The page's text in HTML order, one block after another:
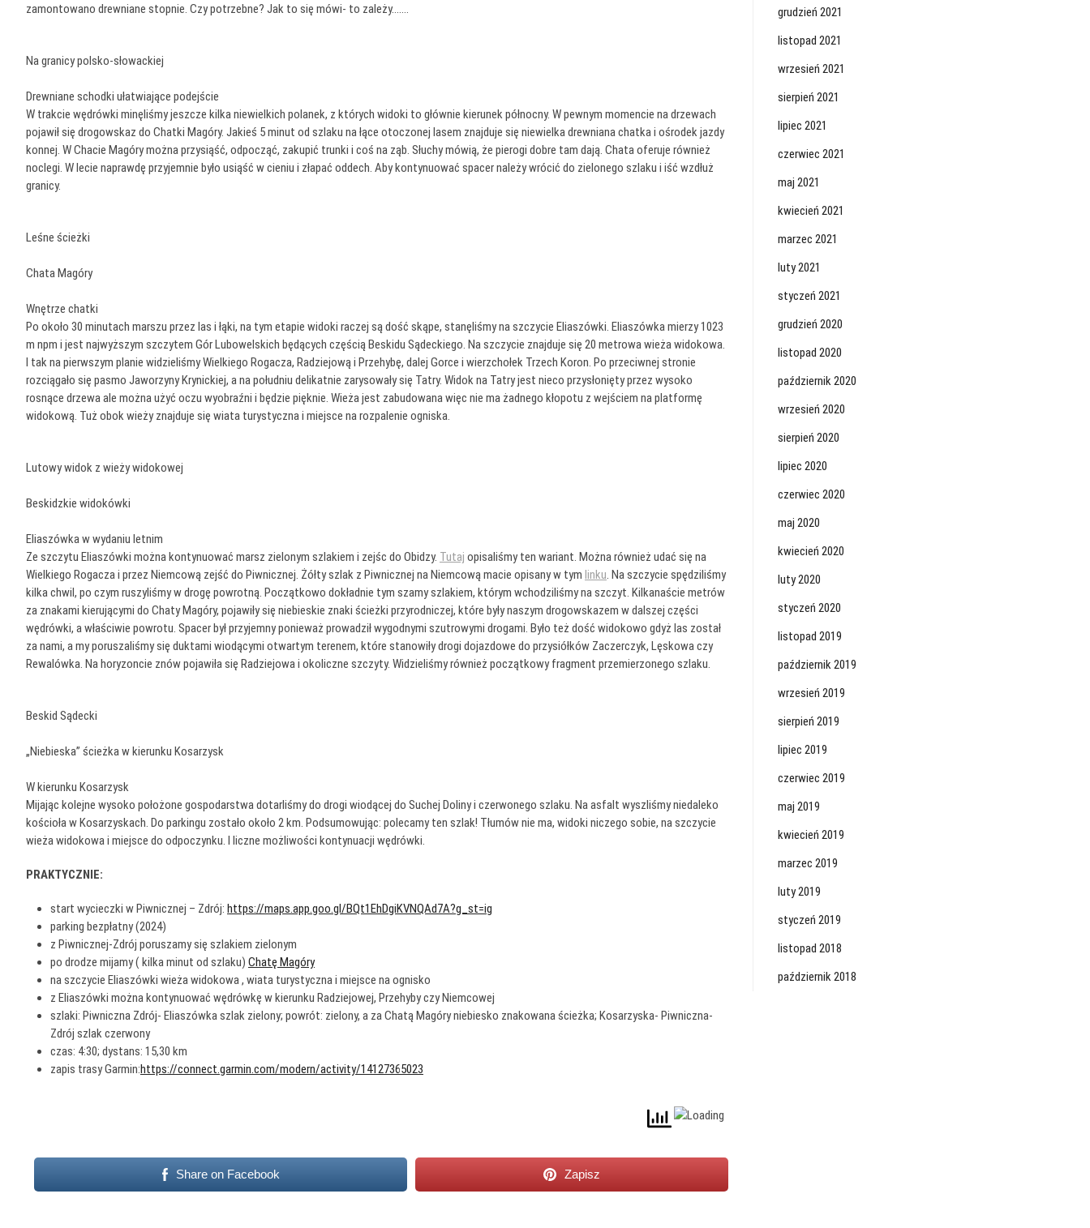
zamontowano drewniane stopnie. Czy potrzebne? Jak to się mówi- to zależy…….
Na granicy polsko-słowackiej
Drewniane schodki ułatwiające podejście
W trakcie wędrówki minęliśmy jeszcze kilka niewielkich polanek, z których widoki to głównie kierunek północny. W pewnym momencie na drzewach
pojawił się drogowskaz do Chatki Magóry. Jakieś 5 minut od szlaku na łące otoczonej lasem znajduje się niewielka drewniana chatka i ośrodek jazdy
konnej. W Chacie Magóry można przysiąść, odpocząć, zakupić trunki i coś na ząb. Słuchy mówią, że pierogi dobre tam dają. Chata oferuje również
noclegi. W lecie naprawdę przyjemnie było usiąść w cieniu i złapać oddech. Aby kontynuować spacer należy wrócić do zielonego szlaku i iść wzdłuż
granicy.
Leśne ścieżki
Chata Magóry
Wnętrze chatki
Po około 30 minutach marszu przez las i łąki, na tym etapie widoki raczej są dość skąpe, stanęliśmy na szczycie Eliaszówki. Eliaszówka mierzy 1023
m npm i jest najwyższym szczytem Gór Lubowelskich będących częścią Beskidu Sądeckiego. Na szczycie znajduje się 20 metrowa wieża widokowa.
I tak na pierwszym planie widzieliśmy Wielkiego Rogacza, Radziejową i Przehybę, dalej Gorce i wierzchołek Trzech Koron. Po przeciwnej stronie
rozciągało się pasmo Jaworzyny Krynickiej, a na południu delikatnie zarysowały się Tatry. Widok na Tatry jest nieco przysłonięty przez wysoko
rosnące drzewa ale można użyć oczu wyobraźni i będzie pięknie. Wieża jest zabudowana więc nie ma żadnego kłopotu z wejściem na platformę
widokową. Tuż obok wieży znajduje się wiata turystyczna i miejsce na rozpalenie ogniska.
Lutowy widok z wieży widokowej
Beskidzkie widokówki
Eliaszówka w wydaniu letnim
Ze szczytu Eliaszówki można kontynuować marsz zielonym szlakiem i zejśc do Obidzy. Tutaj opisaliśmy ten wariant. Można również udać się na
Wielkiego Rogacza i przez Niemcową zejść do Piwnicznej. Żółty szlak z Piwnicznej na Niemcową macie opisany w tym linku. Na szczycie spędziliśmy
kilka chwil, po czym ruszyliśmy w drogę powrotną. Początkowo dokładnie tym szamy szlakiem, którym wchodziliśmy na szczyt. Kilkanaście metrów
za znakami kierującymi do Chaty Magóry, pojawiły się niebieskie znaki ścieżki przyrodniczej, które były naszym drogowskazem w dalszej części
wędrówki, a właściwie powrotu. Spacer był przyjemny ponieważ prowadził wygodnymi szutrowymi drogami. Było też dość widokowo gdyż las został
za nami, a my poruszaliśmy się duktami wiodącymi otwartym terenem, które stanowiły drogi dojazdowe do przysiółków Zaczerczyk, Lęskowa czy
Rewalówka. Na horyzoncie znów pojawiła się Radziejowa i okoliczne szczyty. Widzieliśmy również początkowy fragment przemierzonego szlaku.
Beskid Sądecki
„Niebieska” ścieżka w kierunku Kosarzysk
W kierunku Kosarzysk
Mijając kolejne wysoko położone gospodarstwa dotarliśmy do drogi wiodącej do Suchej Doliny i czerwonego szlaku. Na asfalt wyszliśmy niedaleko
kościoła w Kosarzyskach. Do parkingu zostało około 2 km. Podsumowując: polecamy ten szlak! Tłumów nie ma, widoki niczego sobie, na szczycie
wieża widokowa i miejsce do odpoczynku. I liczne możliwości kontynuacji wędrówki.
PRAKTYCZNIE:
start wycieczki w Piwnicznej – Zdrój: https://maps.app.goo.gl/BQt1EhDgiKVNQAd7A?g_st=ig
parking bezpłatny (2024)
z Piwnicznej-Zdrój poruszamy się szlakiem zielonym
po drodze mijamy ( kilka minut od szlaku) Chatę Magóry
na szczycie Eliaszówki wieża widokowa , wiata turystyczna i miejsce na ognisko
z Eliaszówki można kontynuować wędrówkę w kierunku Radziejowej, Przehyby czy Niemcowej
szlaki: Piwniczna Zdrój- Eliaszówka szlak zielony; powrót: zielony, a za Chatą Magóry niebiesko znakowana ścieżka; Kosarzyska- Piwniczna-
Zdrój szlak czerwony
czas: 4:30; dystans: 15,30 km
zapis trasy Garmin:https://connect.garmin.com/modern/activity/14127365023
Share on Facebook Zapisz
grudzień 2021
listopad 2021
wrzesień 2021
sierpień 2021
lipiec 2021
czerwiec 2021
maj 2021
kwiecień 2021
marzec 2021
luty 2021
styczeń 2021
grudzień 2020
listopad 2020
październik 2020
wrzesień 2020
sierpień 2020
lipiec 2020
czerwiec 2020
maj 2020
kwiecień 2020
luty 2020
styczeń 2020
listopad 2019
październik 2019
wrzesień 2019
sierpień 2019
lipiec 2019
czerwiec 2019
maj 2019
kwiecień 2019
marzec 2019
luty 2019
styczeń 2019
listopad 2018
październik 2018